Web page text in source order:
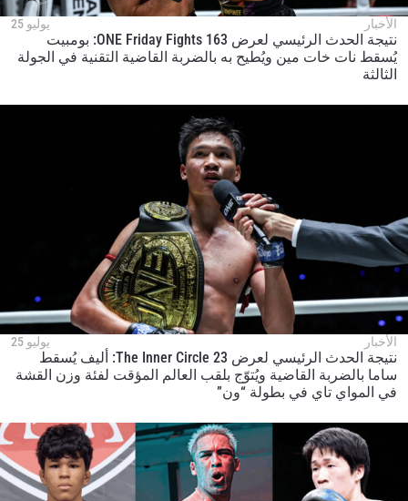
الأخبار يوليو 25
نتيجة الحدث الرئيسي لعرض ONE Friday Fights 163: بومبيت
يُسقط نات خات مين ويُطيح به بالضربة القاضية التقنية في الجولة
الثالثة
الأخبار يوليو 25
نتيجة الحدث الرئيسي لعرض The Inner Circle 23: أليف يُسقط
ساما بالضربة القاضية ويُتوّج بلقب العالم المؤقت لفئة وزن القشة
في المواي تاي في بطولة “ون”